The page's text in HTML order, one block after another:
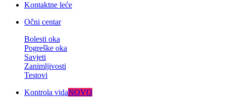
Kontaktne leće
Očni centar
Bolesti oka
Pogreške oka
Savjeti
Zanimljivosti
Testovi
Kontrola vidaNOVO